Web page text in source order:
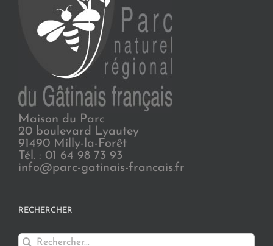
Maison du Parc
20 boulevard Lyautey
91490 Milly-la-Forêt
Tél. : 01 64 98 73 93
info@parc-gatinais-francais.fr
RECHERCHER
Rechercher: